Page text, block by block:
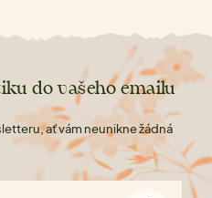
do vašeho emailu
ať vám neunikne žádná